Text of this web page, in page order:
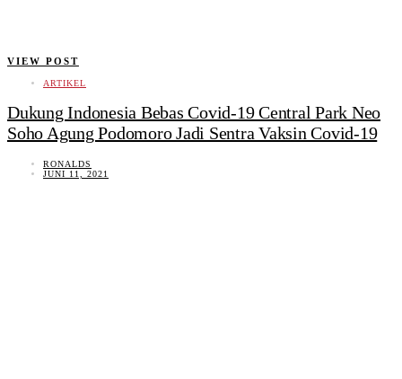
VIEW POST
ARTIKEL
Dukung Indonesia Bebas Covid-19 Central Park Neo
Soho Agung Podomoro Jadi Sentra Vaksin Covid-19
RONALDS
JUNI 11, 2021